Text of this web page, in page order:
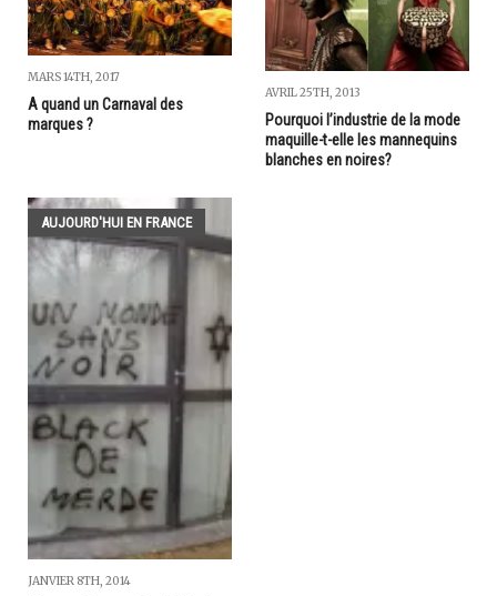
MARS 14TH, 2017
A quand un Carnaval des
marques ?
AVRIL 25TH, 2013
Pourquoi l’industrie de la mode
maquille-t-elle les mannequins
blanches en noires?
AUJOURD'HUI EN FRANCE
JANVIER 8TH, 2014